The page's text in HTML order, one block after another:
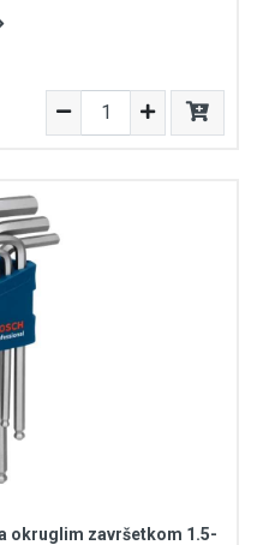
okruglim završetkom 1.5-